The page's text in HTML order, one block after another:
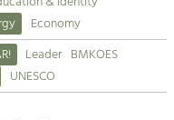
Economy
Leader BMKOES
UNESCO